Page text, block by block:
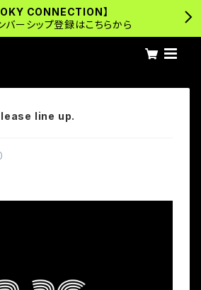
CONNECTION】
バーシップ登録はこちらから
line up.